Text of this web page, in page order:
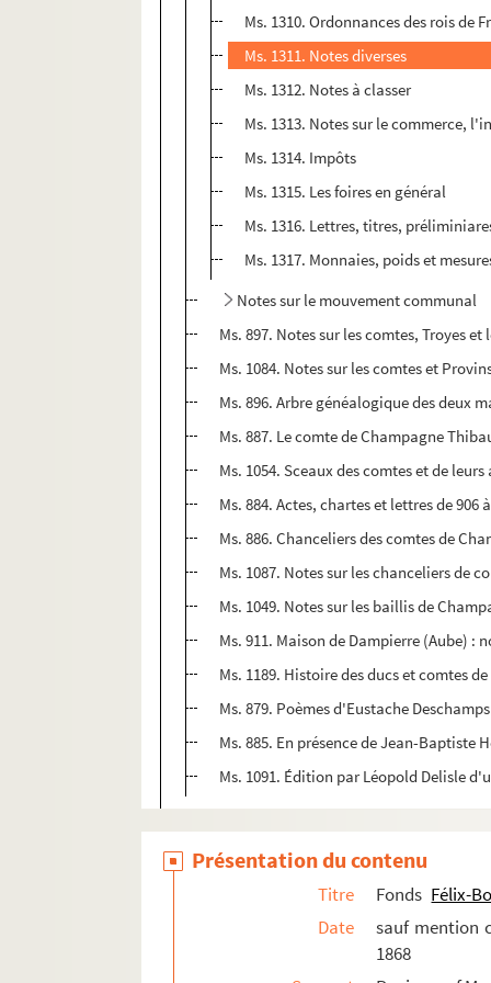
Ms. 1310. Ordonnances des rois de
Ms. 1311. Notes diverses
Ms. 1312. Notes à classer
Ms. 1313. Notes sur le commerce,
Ms. 1314. Impôts
Ms. 1315. Les foires en général
Ms. 1316. Lettres, titres,
Ms. 1317. Monnaies, poids et
Notes sur le mouvement communal
Ms. 897. Notes sur les comtes, Troyes
Ms. 1084. Notes sur les comtes et
Ms. 896. Arbre généalogique des deux
Ms. 887. Le comte de Champagne
Ms. 1054. Sceaux des comtes et de leurs
Ms. 884. Actes, chartes et lettres de 906
Ms. 886. Chanceliers des comtes de
Ms. 1087. Notes sur les chanceliers de
Ms. 1049. Notes sur les baillis de
Ms. 911. Maison de Dampierre (Aube) :
Ms. 1189. Histoire des ducs et comtes
Ms. 879. Poèmes d'Eustache
Ms. 885. En présence de Jean-
Ms. 1091. Édition par Léopold Delisle
Pays étrangers
Les inscriptions antiques
Présentation du contenu
Titre Fonds Félix-
Date
sauf mention
1868